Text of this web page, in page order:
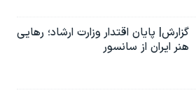
گزارش| پایان اقتدار وزارت ارشاد؛ رهایی
هنر ایران از سانسور